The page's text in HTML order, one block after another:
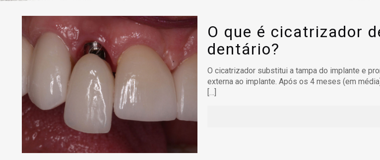
O que é cicatrizador
dentário?
O cicatrizador substitui a tampa do implante e
externa ao implante. Após os 4 meses (em
[…]